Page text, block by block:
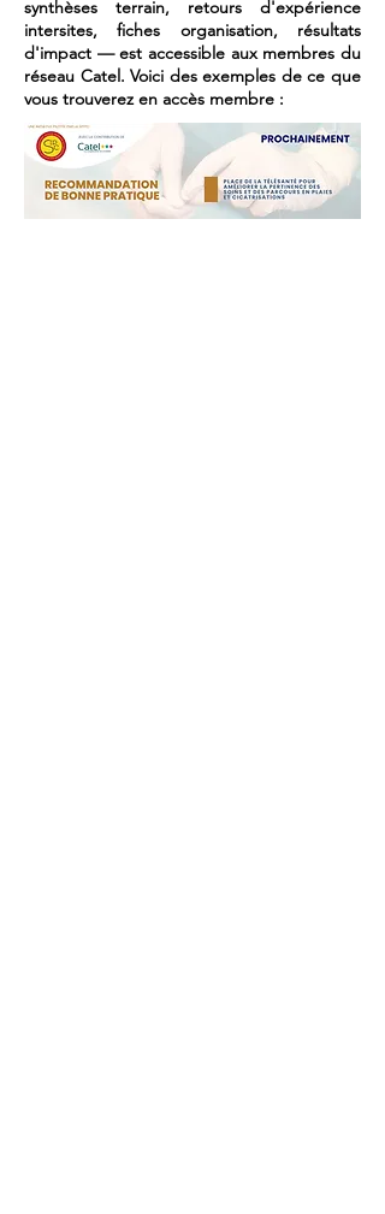
synthèses terrain, retours d'expérience
intersites, fiches organisation, résultats
d'impact — est accessible aux membres du
réseau Catel. Voici des exemples de ce que
vous trouverez en accès membre :